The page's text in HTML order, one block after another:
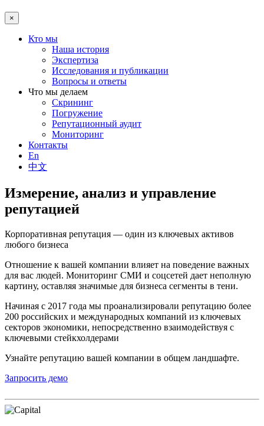
×
Кто мы
Наша история
Экспертиза
Исследования и публикации
Вопросы и ответы
Что мы делаем
Скрининг
Погружение
Репутационный аудит
Мониторинг
Контакты
En
中文
Измерение, анализ и управление
репутацией
Корпоративная репутация — один из ключевых активов
любого бизнеса
Отношение к вашей компании влияет на поведение важных
для вас людей. Мониторинг СМИ и соцсетей дает неполную
картину, оставляя значимые для бизнеса сегменты в тени.
Начиная с 2017 года мы проанализировали репутацию более
200 российских и международных компаний из ключевых
секторов экономики, непосредственно взаимодействуя с
ключевыми стейкхолдерами
Узнайте репутацию вашей компании в общем ландшафте.
Запросить демо